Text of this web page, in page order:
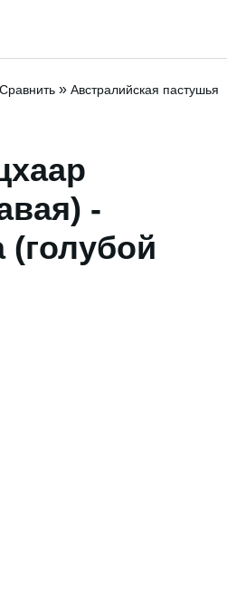
Сравнить » Австралийская пастушья
-
(голубой